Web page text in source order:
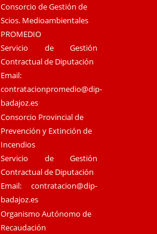
Consorcio de Gestión de
Scios. Medioambientales
PROMEDIO
Servicio de Gestión
Contractual de Diputación
Email:
contratacionpromedio@dip-
badajoz.es
Consorcio Provincial de
Prevención y Extinción de
Incendios
Servicio de Gestión
Contractual de Diputación
Email:contratacion@dip-
badajoz.es
Organismo Autónomo de
Recaudación